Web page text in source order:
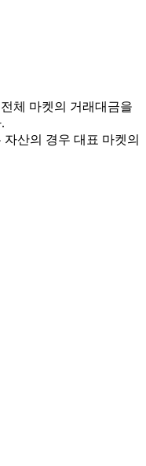
체 마켓의 거래대금을
산의 경우 대표 마켓의